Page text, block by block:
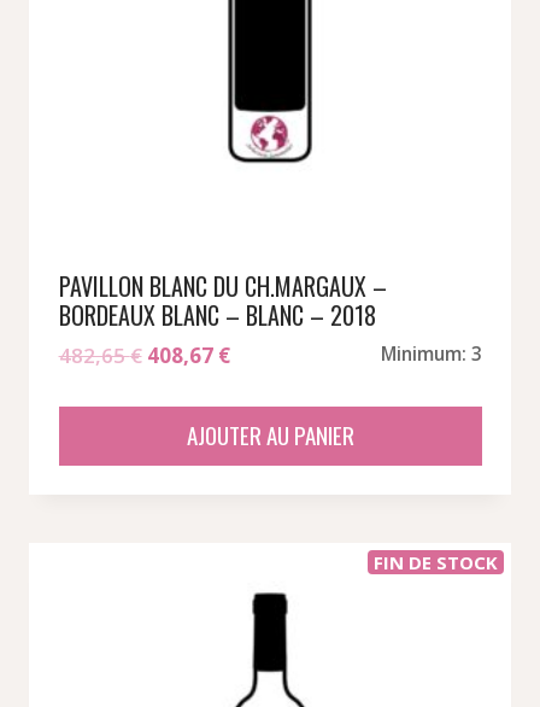
PAVILLON BLANC DU CH.MARGAUX –
BORDEAUX BLANC – BLANC – 2018
482,65€ Le
était :
408,67 €Le
est :
Minimum: 3
AJOUTER AU PANIER
FIN DE STOCK